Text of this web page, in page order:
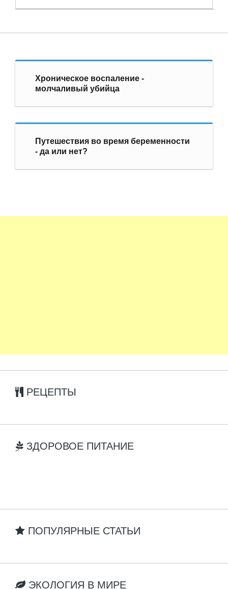
Хроническое воспаление -
молчаливый убийца
Путешествия во время беременности
- да или нет?
РЕЦЕПТЫ
ЗДОРОВОЕ ПИТАНИЕ
ПОПУЛЯРНЫЕ СТАТЬИ
ЭКОЛОГИЯ В МИРЕ